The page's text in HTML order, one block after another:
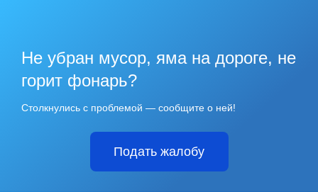
Не убран мусор, яма на дороге, не
горит фонарь?
Столкнулись с проблемой — сообщите о ней!
Подать жалобу